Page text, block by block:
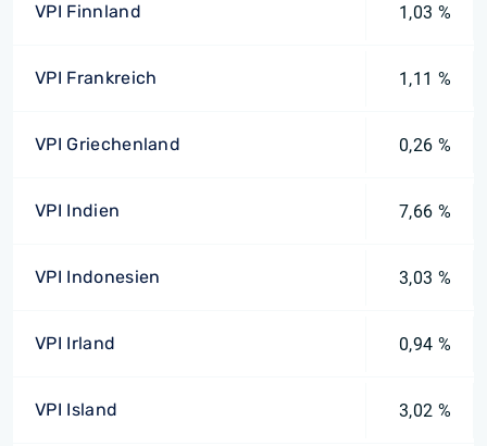
VPI Finnland 1,03 %
VPI Frankreich 1,11 %
VPI Griechenland 0,26 %
VPI Indien 7,66 %
VPI Indonesien 3,03 %
VPI Irland 0,94 %
VPI Island 3,02 %